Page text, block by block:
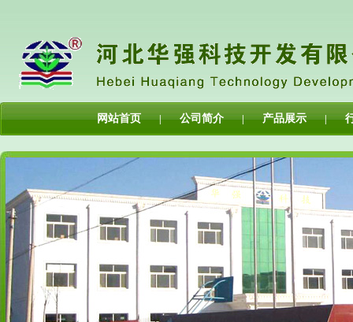
网站首页 | 公司简介 | 产品展示 |